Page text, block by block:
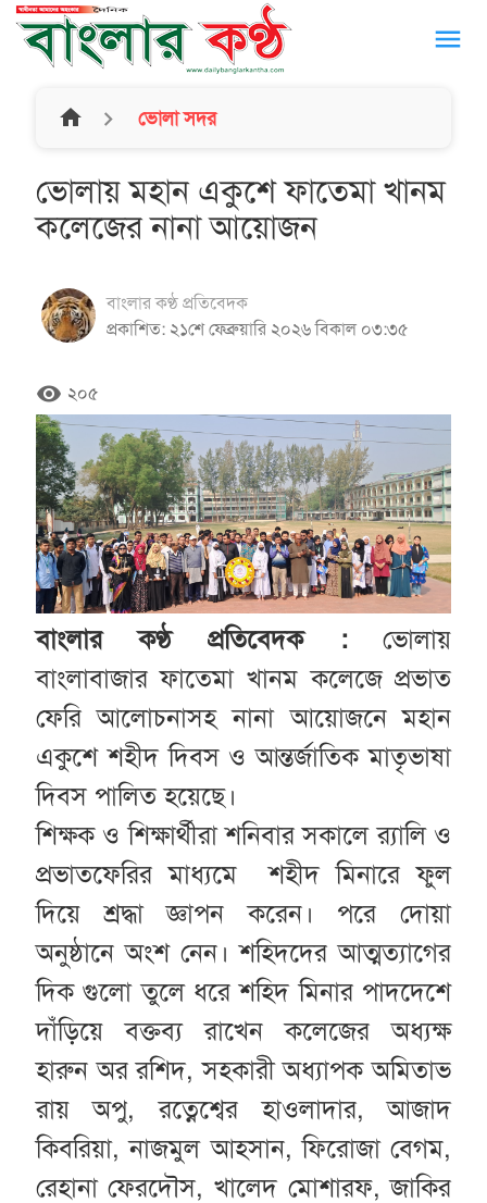
menu
home ভোলা সদর
ভোলায় মহান একুশে ফাতেমা খানম
কলেজের নানা আয়োজন
বাংলার কণ্ঠ প্রতিবেদক
প্রকাশিত: ২১শে ফেব্রুয়ারি ২০২৬ বিকাল ০৩:৩৫
remove_red_eye ২০৫
বাংলার কণ্ঠ প্রতিবেদক :
ভোলায়
বাংলাবাজার ফাতেমা খানম কলেজে প্রভাত
ফেরি আলোচনাসহ নানা আয়োজনে মহান
একুশে শহীদ দিবস ও আন্তর্জাতিক মাতৃভাষা
দিবস পালিত হয়েছে।
শিক্ষক ও শিক্ষার্থীরা শনিবার সকালে র‌্যালি ও
প্রভাতফেরির মাধ্যমে শহীদ মিনারে ফুল
দিয়ে শ্রদ্ধা জ্ঞাপন করেন। পরে দোয়া
অনুষ্ঠানে অংশ নেন। শহিদদের আত্মত্যাগের
দিক গুলো তুলে ধরে শহিদ মিনার পাদদেশে
দাঁড়িয়ে বক্তব্য রাখেন কলেজের অধ্যক্ষ
হারুন অর রশিদ, সহকারী অধ্যাপক অমিতাভ
রায় অপু, রত্নেশ্বের হাওলাদার, আজাদ
কিবরিয়া, নাজমুল আহসান, ফিরোজা বেগম,
রেহানা ফেরদৌস, খালেদ মোশারফ, জাকির